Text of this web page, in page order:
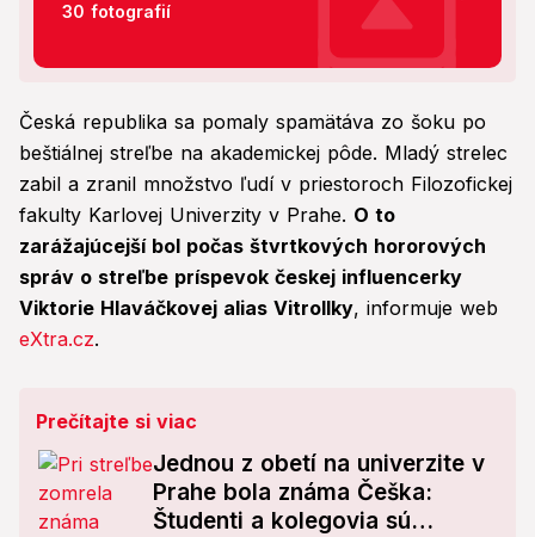
30 fotografií
Česká republika sa pomaly spamätáva zo šoku po
beštiálnej streľbe na akademickej pôde. Mladý strelec
zabil a zranil množstvo ľudí v priestoroch Filozofickej
fakulty Karlovej Univerzity v Prahe. O to
zarážajúcejší bol počas štvrtkových hororových
správ o streľbe príspevok českej influencerky
Viktorie Hlaváčkovej alias Vitrollky, informuje web
eXtra.cz.
Prečítajte si viac
Jednou z obetí na univerzite v
Prahe bola známa Češka:
Študenti a kolegovia sú